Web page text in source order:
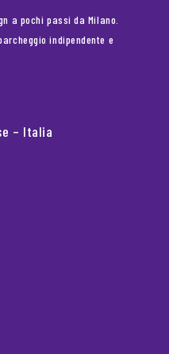
a pochi passi da Milano.
indipendente e
– Italia